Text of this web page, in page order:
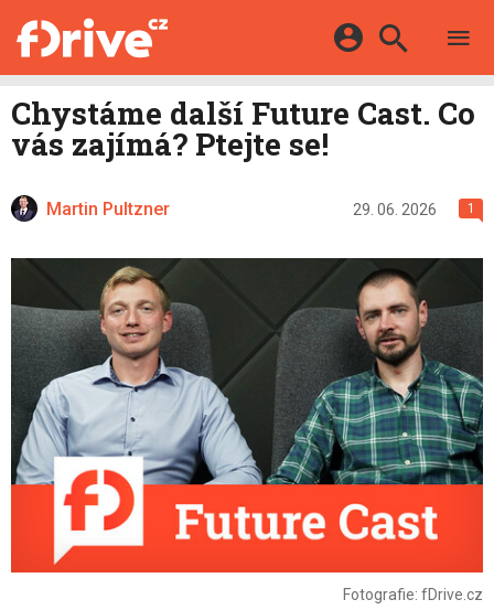
KATALOG
MAPA STANIC
VIDEA
HYBRIDY
E-MOTORSPORT
SERIÁLY
Facebook Google
Twitter Microsoft
Chystáme další Future Cast. Co
vás zajímá? Ptejte se!
Martin Pultzner 29. 06. 2026 1
Fotografie: fDrive.cz